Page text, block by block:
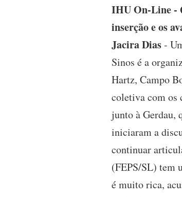
IHU On-Line -
inserção e os
Jacira Dias-
Sinos é a
Hartz, Campo
coletiva com os
junto à Gerdau,
iniciaram a
continuar
(FEPS/SL) tem
é muito rica,